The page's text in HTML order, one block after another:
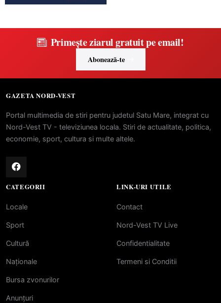
Primește ziarul gratuit pe email!
Abonează-te
GAZETA NORD-VEST
Portal multimedia de stiri pentru judetul Satu Mare, integrat cu
Nord-Vest TV - televiziunea locala. Stiri de actualitate, politica,
economie, sport, cultura si multe altele.
CATEGORII
Locale
Sport
Cultură
Naționale
Bursa zvonurilor
Anunțuri
LINK-URI UTILE
Contact
Nord-Vest TV Live
Confidentialitate
Termeni si Conditii